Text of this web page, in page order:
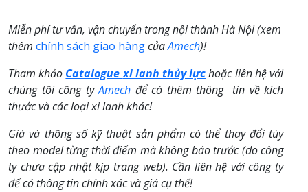
Miễn phí tư vấn, vận chuyển trong nội thành Hà Nội (xem
thêm chính sách giao hàngcủaAmech)!
Tham khảo Cataloguexi lanh thủy lựchoặc liên hệ với
chúng tôi công tyAmech để có thêm thông tin về kích
thước và các loại xi lanh khác!
Giá và thông số kỹ thuật sản phẩm có thể thay đổi tùy
theo model từng thời điểm mà không báo trước (do công
ty chưa cập nhật kịp trang web). Cần liên hệ với công ty
để có thông tin chính xác và giá cụ thể!